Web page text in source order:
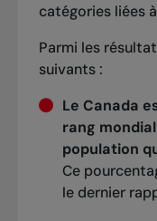
catégories liées
Parmi les
suivants :
Le Canada
rang
population
Ce
le dernier